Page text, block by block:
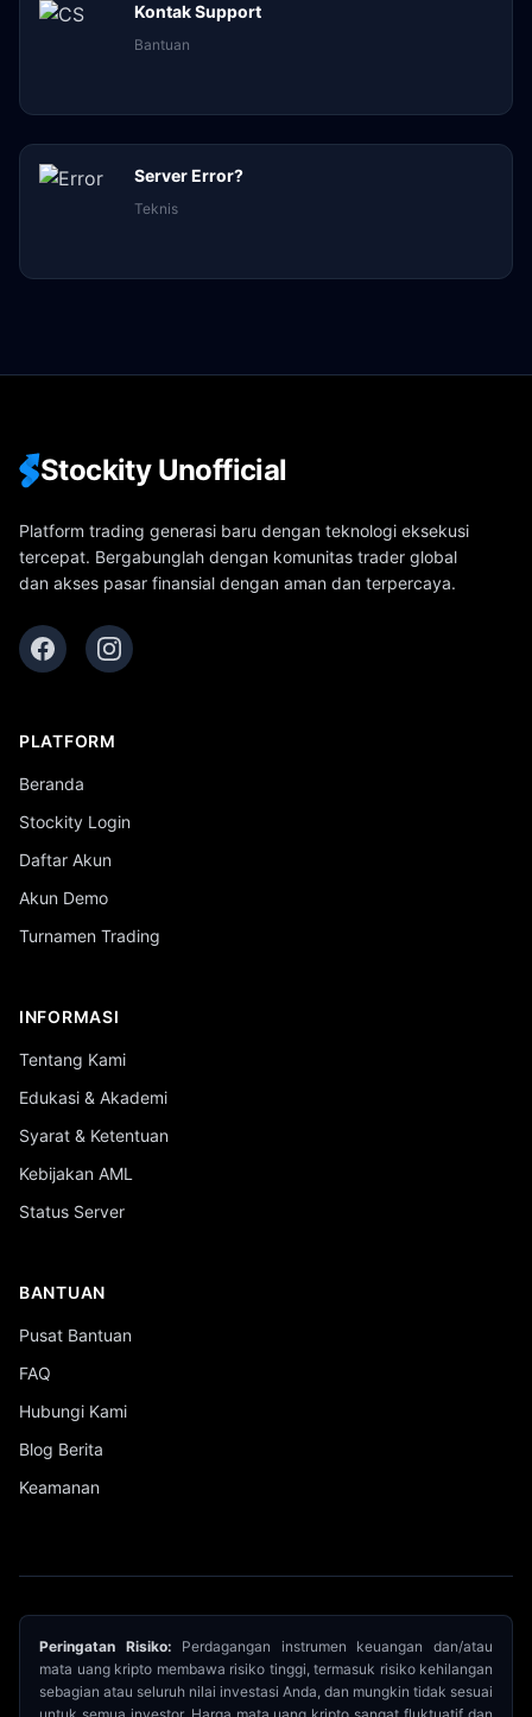
Kontak Support
Bantuan
Server Error?
Teknis
Stockity Unofficial
Platform trading generasi baru dengan teknologi eksekusi
tercepat. Bergabunglah dengan komunitas trader global
dan akses pasar finansial dengan aman dan terpercaya.
PLATFORM
Beranda
Stockity Login
Daftar Akun
Akun Demo
Turnamen Trading
INFORMASI
Tentang Kami
Edukasi & Akademi
Syarat & Ketentuan
Kebijakan AML
Status Server
BANTUAN
Pusat Bantuan
FAQ
Hubungi Kami
Blog Berita
Keamanan
Peringatan Risiko: Perdagangan instrumen keuangan dan/atau
mata uang kripto membawa risiko tinggi, termasuk risiko kehilangan
sebagian atau seluruh nilai investasi Anda, dan mungkin tidak sesuai